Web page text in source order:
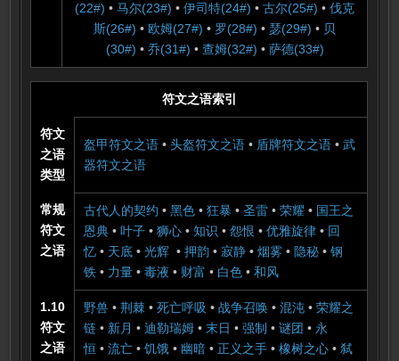
(22#) •马尔(23#) •伊司特(24#) •古尔(25#) •伐克
斯(26#) •欧姆(27#) • 罗(28#) • 瑟(29#) • 贝
(30#) • 乔(31#) • 查姆(32#) • 萨德(33#)
符文之语索引
符文
之语
类型
盔甲符文之语 •头盔符文之语 • 盾牌符文之语 •武
器符文之语
常规
符文
之语
古代人的契约 •黑色 •狂暴 •圣雷 •荣耀 • 国王之
恩典 •叶子 •狮心 •知识 •怨恨 •优雅旋律 • 回
忆 • 天底 •光辉 •押韵 •寂静 •烟雾 • 隐秘 •钢
铁 • 力量 •毒液 • 财富 • 白色 •和风
1.10
符文
之语
野兽 •荆棘 •死亡呼吸 •战争召唤 •混沌 •荣耀之
链 • 新月 •迪勒瑞姆 •末日 •强制 •谜团 • 永
恒 •流亡 •饥饿 • 幽暗 •正义之手 •橡树之心 •弑